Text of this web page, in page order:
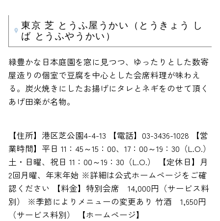
東京 芝 とうふ屋うかい（とうきょう し
ば とうふやうかい）
緑豊かな日本庭園を窓に見つつ、ゆったりとした数寄
屋造りの個室で豆腐を中心とした会席料理が味わえ
る。炭火焼きにしたお揚げにタレとネギをのせて頂く
あげ田楽が名物。
【住所】港区芝公園4-4-13 【電話】03-3436-1028 【営
業時間】平日 11：45～15：00、17：00～19：30（L.O.）
土・日曜、祝日 11：00～19：30（L.O.） 【定休日】月
2回月曜、年末年始 ※詳細は公式ホームページをご確
認ください 【料金】特別会席 14,000円（サービス料
別） ※季節によりメニューの変更あり 竹酒 1,650円
（サービス料別） 【ホームページ】